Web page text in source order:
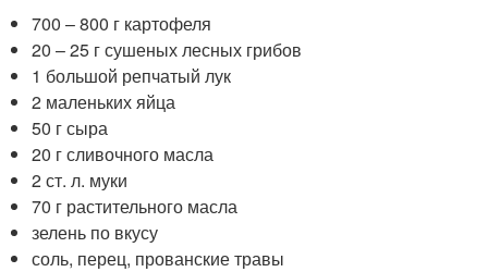
700 – 800 г картофеля
20 – 25 г сушеных лесных грибов
1 большой репчатый лук
2 маленьких яйца
50 г сыра
20 г сливочного масла
2 ст. л. муки
70 г растительного масла
зелень по вкусу
соль, перец, прованские травы